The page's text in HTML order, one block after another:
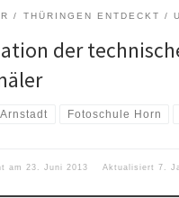
THÜRINGEN ENTDECKT
der
Arnstadt Fotoschule Horn
am 23. Juni 2013 Aktualisiert 7.